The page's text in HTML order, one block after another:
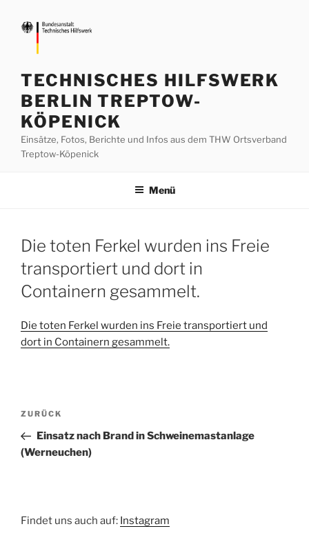
Inhalt
springen
TECHNISCHES HILFSWERK
BERLIN TREPTOW-
KÖPENICK
Einsätze, Fotos, Berichte und Infos aus dem THW Ortsverband
Treptow-Köpenick
Menü
Die toten Ferkel wurden ins Freie
transportiert und dort in
Containern gesammelt.
Die toten Ferkel wurden ins Freie transportiert und
dort in Containern gesammelt.
Beitragsnavigation
Vorheriger
Beitrag
ZURÜCK
Einsatz nach Brand in Schweinemastanlage
(Werneuchen)
Findet uns auch auf: Instagram